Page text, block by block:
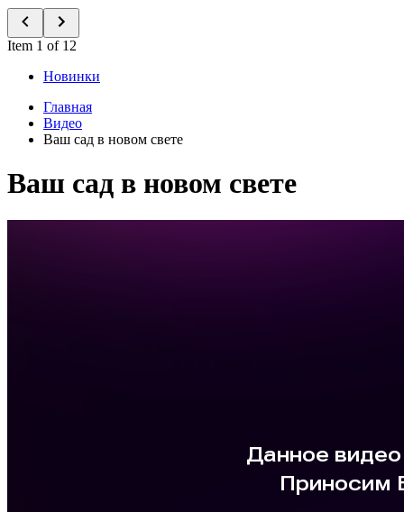
Item 1 of 12
Новинки
Главная
Видео
Ваш сад в новом свете
Ваш сад в новом свете